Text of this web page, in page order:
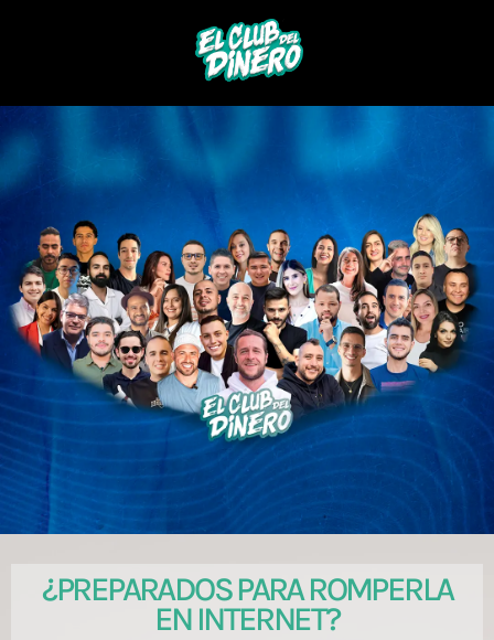
¿PREPARADOS PARA ROMPERLA
EN INTERNET?